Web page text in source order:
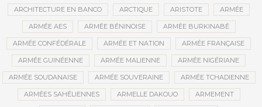
ARCHITECTURE EN BANCO ARCTIQUE ARISTOTE ARMÉE
ARMÉE AES ARMÉE BÉNINOISE ARMÉE BURKINABÉ
ARMÉE CONFÉDÉRALE ARMÉE ET NATION ARMÉE FRANÇAISE
ARMÉE GUINÉENNE ARMÉE MALIENNE ARMÉE NIGÉRIANE
ARMÉE SOUDANAISE ARMÉE SOUVERAINE ARMÉE TCHADIENNE
ARMÉES SAHÉLIENNES ARMELLE DAKOUO ARMEMENT